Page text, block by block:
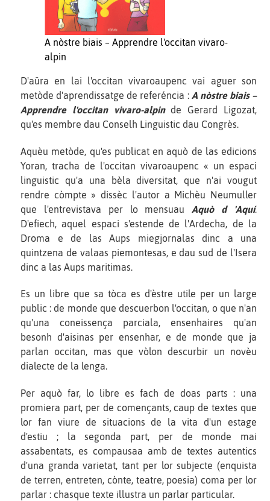
A nòstre biais – Apprendre l'occitan vivaro-
alpin
D'aüra en lai l'occitan vivaroaupenc vai aguer son
metòde d'aprendissatge de referéncia : A nòstre biais –
Apprendre l'occitan vivaro-alpinde Gerard Ligozat,
qu'es membre dau Conselh Linguistic dau Congrès.
Aquèu metòde, qu'es publicat en aquò de las edicions
Yoran, tracha de l'occitan vivaroaupenc « un espaci
linguistic qu'a una bèla diversitat, que n'ai vougut
rendre còmpte » dissèc l'autor a Michèu Neumuller
que l'entrevistava per lo mensuau Aquò d 'Aquí.
D'efiech, aquel espaci s'estende de l'Ardecha, de la
Droma e de las Aups miegjornalas dinc a una
quintzena de valaas piemontesas, e dau sud de l'Isera
dinc a las Aups maritimas.
Es un libre que sa tòca es d'èstre utile per un large
public : de monde que descuerbon l'occitan, o que n'an
qu'una coneissença parciala, ensenhaires qu'an
besonh d'aisinas per ensenhar, e de monde que ja
parlan occitan, mas que vòlon descurbir un novèu
dialecte de la lenga.
Per aquò far, lo libre es fach de doas parts : una
promiera part, per de començants, caup de textes que
lor fan viure de situacions de la vita d'un estage
d'estiu ; la segonda part, per de monde mai
assabentats, es compausaa amb de textes autentics
d'una granda varietat, tant per lor subjecte (enquista
de terren, entreten, cònte, teatre, poesia) coma per lor
parlar : chasque texte illustra un parlar particular.